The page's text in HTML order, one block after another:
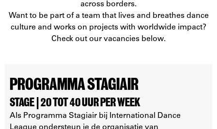
across borders.
Want to be part of a team that lives and breathes dance
culture and works on projects with worldwide impact?
Check out our vacancies below.
PROGRAMMA STAGIAIR
STAGE | 20 TOT 40 UUR PER WEEK
Als Programma Stagiair bij International Dance